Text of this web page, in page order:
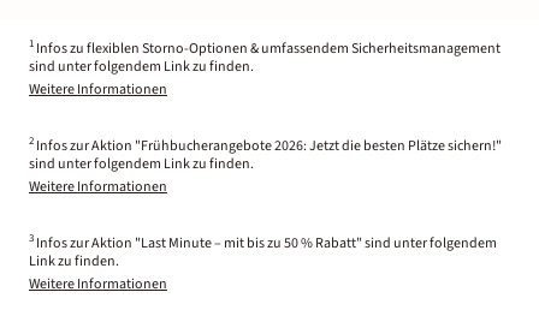
1 Infos zu flexiblen Storno-Optionen & umfassendem Sicherheitsmanagement
sind unter folgendem Link zu finden.
Weitere Informationen
2 Infos zur Aktion "Frühbucherangebote 2026: Jetzt die besten Plätze sichern!"
sind unter folgendem Link zu finden.
Weitere Informationen
3 Infos zur Aktion "Last Minute – mit bis zu 50 % Rabatt" sind unter folgendem
Link zu finden.
Weitere Informationen